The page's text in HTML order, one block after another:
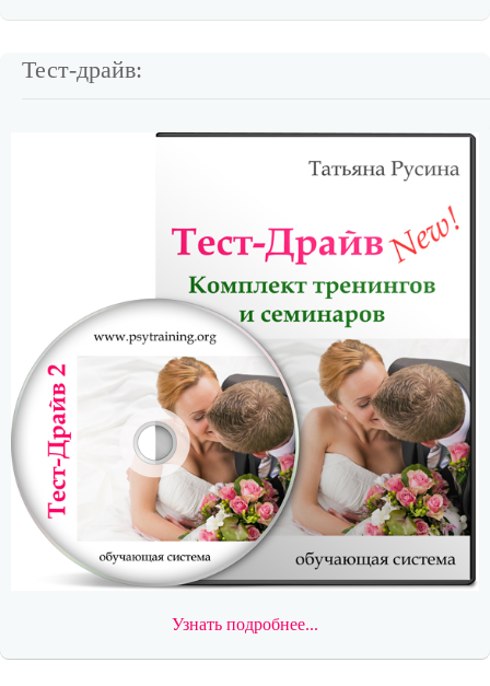
Тест-драйв:
Узнать подробнее...